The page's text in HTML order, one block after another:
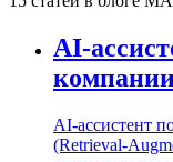
AI-
AI-ассистент
(Retrieval-